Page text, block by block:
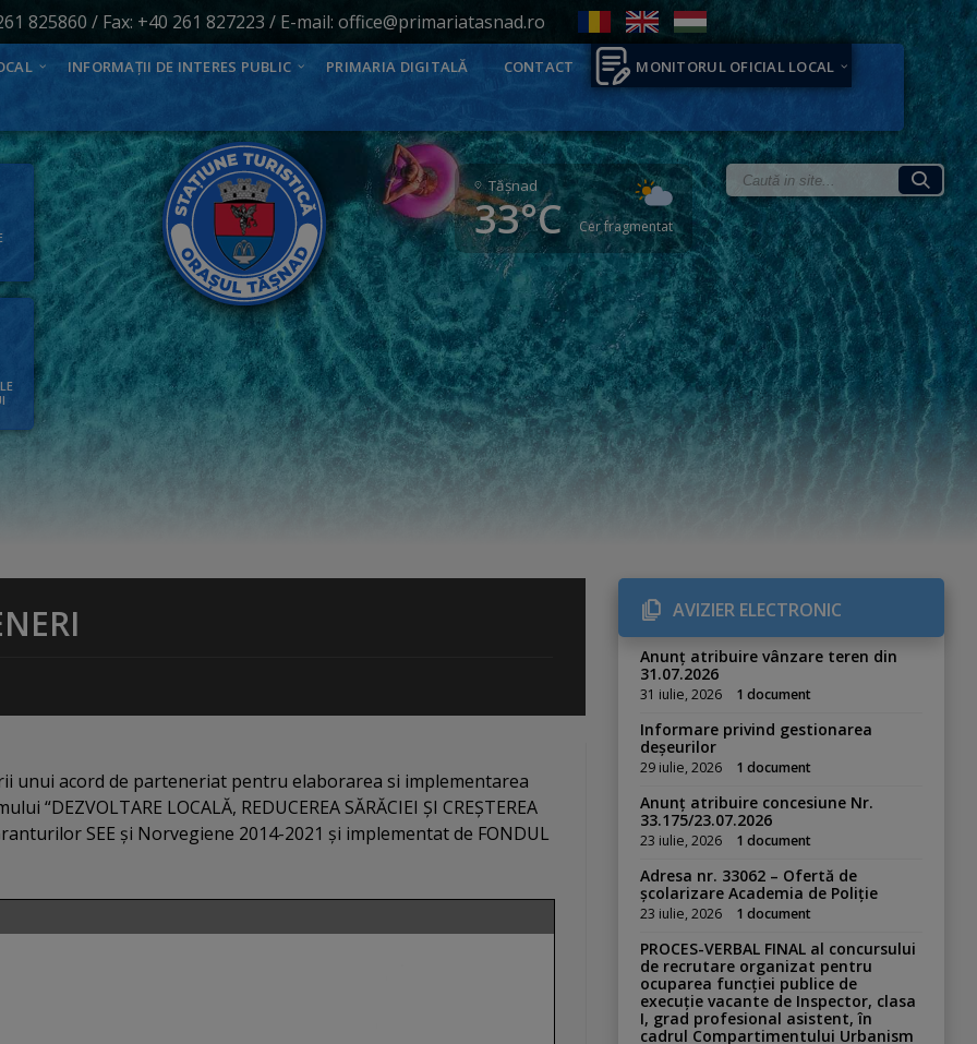
825860 / Fax: +40 261 827223 / E-mail: office@primariatasnad.ro
INFORMAȚII DE INTERES PUBLIC PRIMARIA DIGITALĂ CONTACT MONITORUL OFICIAL LOCAL
Tăşnad
33°C Cer fragmentat
unui acord de parteneriat pentru elaborarea si implementarea
LOCALĂ, REDUCEREA SĂRĂCIEI ȘI CREȘTEREA
SEE și Norvegiene 2014-2021 și implementat de FONDUL
AVIZIER ELECTRONIC
Anunț atribuire vânzare teren din
31.07.2026
31 iulie, 2026 1 document
Informare privind gestionarea
deșeurilor
29 iulie, 2026 1 document
Anunț atribuire concesiune Nr.
33.175/23.07.2026
23 iulie, 2026 1 document
Adresa nr. 33062 – Ofertă de
școlarizare Academia de Poliție
23 iulie, 2026 1 document
PROCES-VERBAL FINAL al concursului
de recrutare organizat pentru
ocuparea funcției publice de
execuție vacante de Inspector, clasa
I, grad profesional asistent, în
cadrul Compartimentului Urbanism